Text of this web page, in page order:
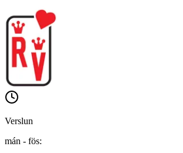
Verslun
mán - fös: